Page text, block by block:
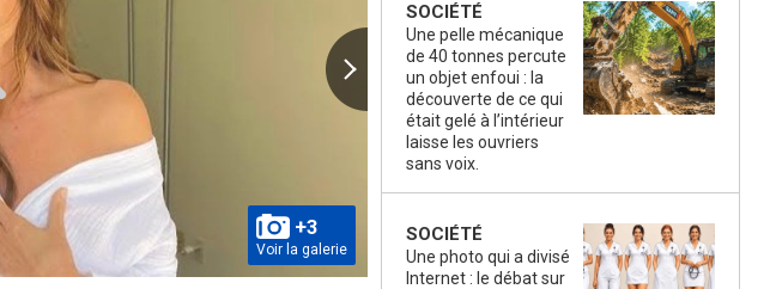
+3
Voir la galerie
SOCIÉTÉ
Une pelle mécanique
de 40 tonnes percute
un objet enfoui : la
découverte de ce qui
était gelé à l’intérieur
laisse les ouvriers
sans voix.
SOCIÉTÉ
Une photo qui a divisé
Internet : le débat sur